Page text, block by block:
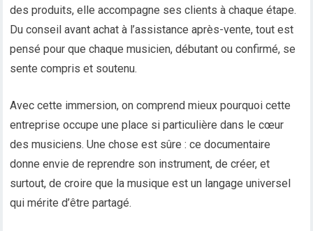
des produits, elle accompagne ses clients à chaque étape.
Du conseil avant achat à l’assistance après-vente, tout est
pensé pour que chaque musicien, débutant ou confirmé, se
sente compris et soutenu.
Avec cette immersion, on comprend mieux pourquoi cette
entreprise occupe une place si particulière dans le cœur
des musiciens. Une chose est sûre : ce documentaire
donne envie de reprendre son instrument, de créer, et
surtout, de croire que la musique est un langage universel
qui mérite d’être partagé.